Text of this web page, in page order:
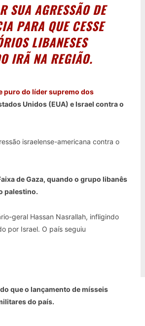
SUA AGRESSÃO DE
PARA QUE CESSE
LIBANESES
IRÃ NA REGIÃO.
puro do líder supremo dos
Unidos (EUA) e Israel contra o
israelense-americana contra o
de Gaza, quando o grupo libanês
palestino.
geral Hassan Nasrallah, infligindo
por Israel. O país seguiu
que o lançamento de mísseis
do país.